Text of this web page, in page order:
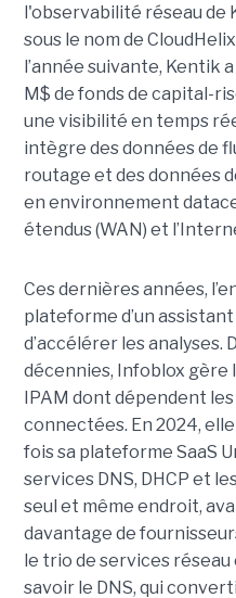
l'observabilité réseau de
sous le nom de
l’année suivante, Kentik
M$ de fonds de capital-
une visibilité en temps
intègre des données de
routage et des données
en environnement
étendus (WAN) et
Ces dernières années,
plateforme d’un
d’accélérer les analyses.
décennies, Infoblox gère
IPAM dont dépendent
connectées. En 2024,
fois sa plateforme SaaS
services DNS, DHCP et
seul et même endroit,
davantage de
le trio de services réseau
savoir le DNS, qui